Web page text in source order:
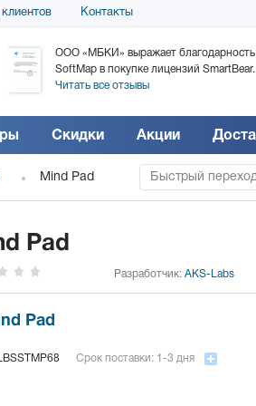
Контакты
ООО «МБКИ» выражает благодарность
SoftMap в покупке лицензий
Читать все отзывы
Скидки Акции
Mind Pad Быстрый
Pad
Разработчик: AKS-Labs
Pad
Срок поставки: 1-3 дня